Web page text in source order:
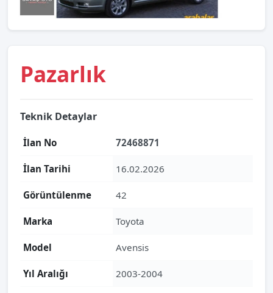
Pazarlık
Teknik Detaylar
İlan No 72468871
İlan Tarihi 16.02.2026
Görüntülenme 42
Marka Toyota
Model Avensis
Yıl Aralığı 2003-2004